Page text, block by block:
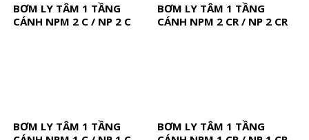
BƠM LY TÂM 1 TẦNG
CÁNH NPM 2 C / NP 2 C
BƠM LY TÂM 1 TẦNG
CÁNH NPM 2 CR / NP 2 CR
BƠM LY TÂM 1 TẦNG
BƠM LY TÂM 1 TẦNG